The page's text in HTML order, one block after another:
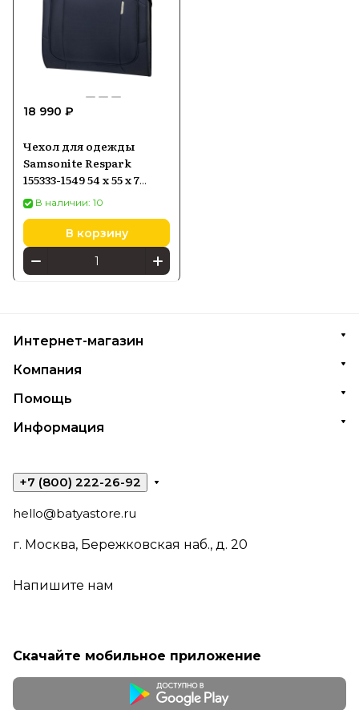
18 990 ₽
Чехол для одежды
Samsonite Respark
155333-1549 54 x 55 x 7
Midnight Blue
В наличии: 10
В корзину
Интернет-магазин
Компания
Помощь
Информация
+7 (800) 222-26-92
hello@batyastore.ru
г. Москва, Бережковская наб., д. 20
Напишите нам
Скачайте мобильное приложение